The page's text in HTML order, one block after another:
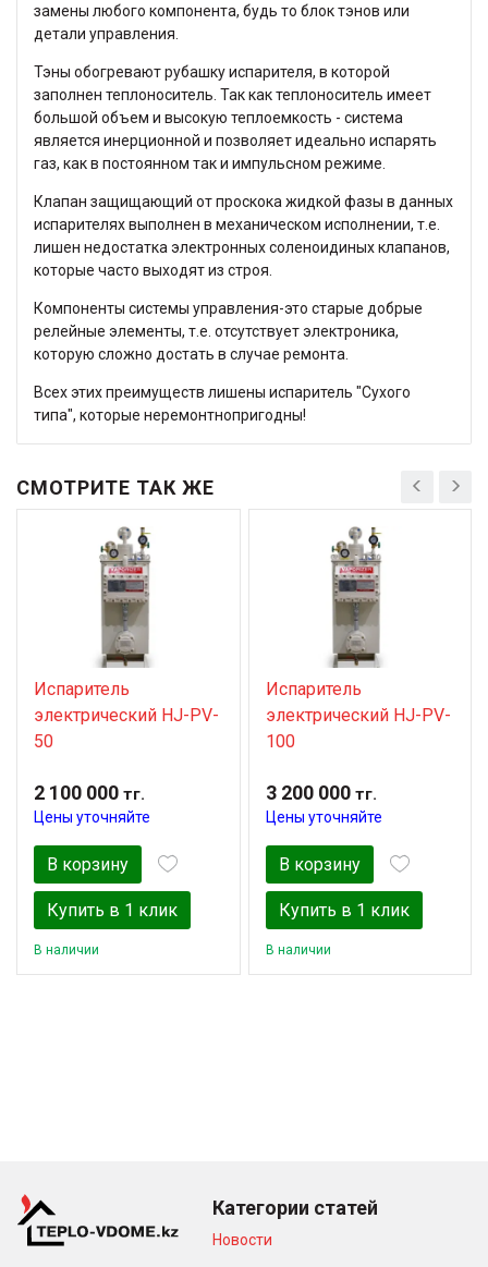
замены любого компонента, будь то блок тэнов или
детали управления.
Тэны обогревают рубашку испарителя, в которой
заполнен теплоноситель. Так как теплоноситель имеет
большой объем и высокую теплоемкость - система
является инерционной и позволяет идеально испарять
газ, как в постоянном так и импульсном режиме.
Клапан защищающий от проскока жидкой фазы в данных
испарителях выполнен в механическом исполнении, т.е.
лишен недостатка электронных соленоидиных клапанов,
которые часто выходят из строя.
Компоненты системы управления-это старые добрые
релейные элементы, т.е. отсутствует электроника,
которую сложно достать в случае ремонта.
Всех этих преимуществ лишены испаритель "Сухого
типа", которые неремонтнопригодны!
СМОТРИТЕ ТАК ЖЕ
Испаритель
электрический HJ-PV-
50
2 100 000 тг.
Цены уточняйте
В корзину
Купить в 1 клик
В наличии
Испаритель
электрический HJ-PV-
100
3 200 000тг.
Цены уточняйте
В корзину
Купить в 1 клик
В наличии
Категории статей
Новости